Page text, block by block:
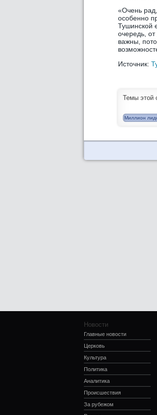
«Очень
особенно
Тушинской
очередь,
важны,
Источник:
Темы этой
Миллион
Новости
Главные новости
Церковь
Культура
Политика
Аналитика
Происшествия
За рубежом